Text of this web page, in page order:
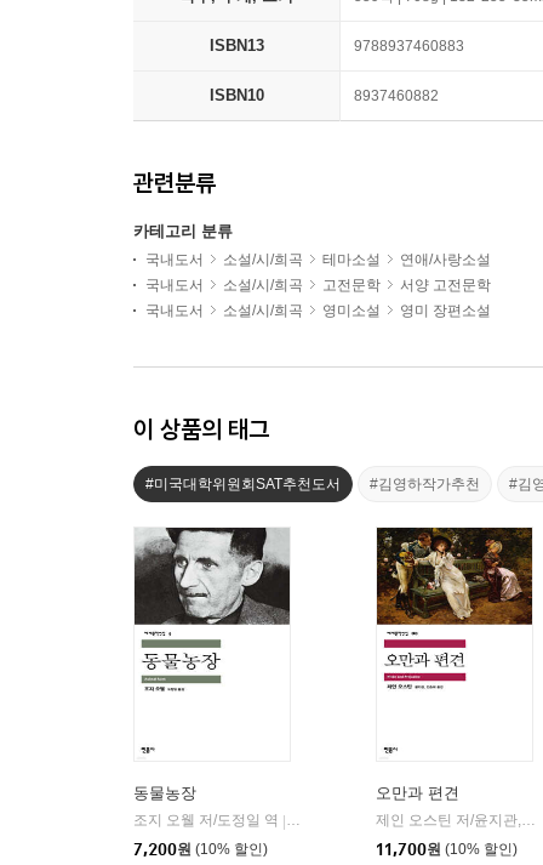
ISBN13 9788937460883
ISBN10 8937460882
관련분류
카테고리 분류
국내도서 소설/시/희곡 테마소설
연애/사랑소설
국내도서
소설/시/희곡 고전문학
서양 고전문학
국내도서
소설/시/희곡 영미소설 영미 장편소설
이 상품의 태그
#미국대학위원회SAT추천도서 #김영하작가추천 #김
동물농장
조지 오웰 저/도정일 역
민음사
7,200원 (10% 할인)
오만과 편견
제인 오스틴 저/윤지관,전승희 공역
11,700원 (10% 할인)